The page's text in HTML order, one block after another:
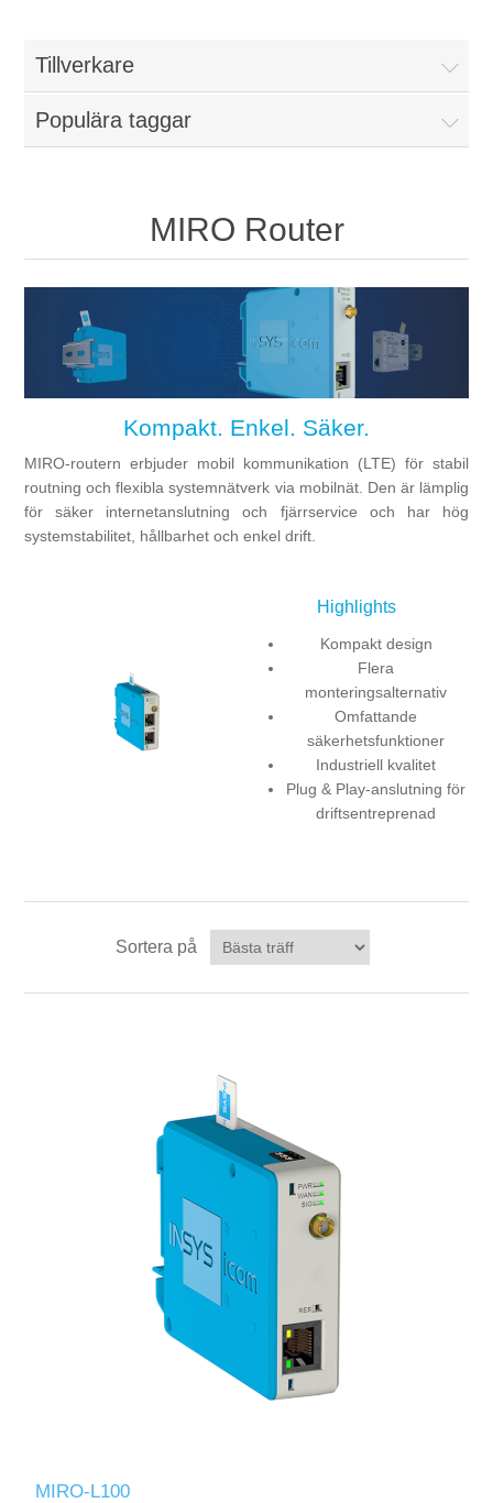
Kvalitetsdokumentation
Vibrationsanalys
Digitalisering
Temperaturmätning
Downloads
Tillverkare
Populära taggar
MIRO Router
Kompakt. Enkel. Säker.
MIRO-routern erbjuder mobil kommunikation (LTE) för stabil
routning och flexibla systemnätverk via mobilnät. Den är lämplig
för säker internetanslutning och fjärrservice och har hög
systemstabilitet, hållbarhet och enkel drift.
Highlights
Kompakt design
Flera
monteringsalternativ
Omfattande
säkerhetsfunktioner
Industriell kvalitet
Plug & Play-anslutning för
driftsentreprenad
Sortera på
MIRO-L100